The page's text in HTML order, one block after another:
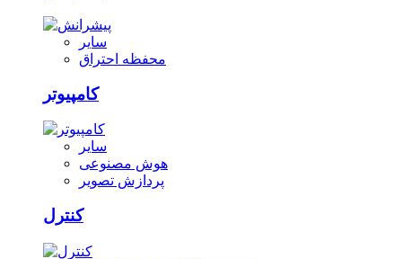
سایر
محفظه احتراق
کامپیوتر
سایر
هوش مصنوعی
پردازش تصویر
کنترل